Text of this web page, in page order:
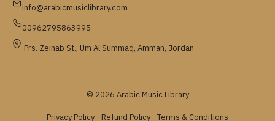
info@arabicmusiclibrary.com
00962795863995
Prs. Zeinab St., Um Al Summaq, Amman, Jordan
© 2026 Arabic Music Library
Privacy Policy Refund Policy Terms & Conditions